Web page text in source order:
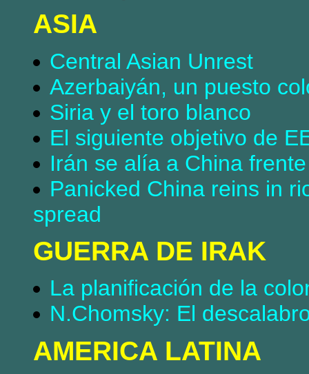
ASIA
Central Asian Unrest
Azerbaiyán, un puesto
Siria y el toro blanco
El siguiente objetivo de
Irán se alía a China
Panicked China reins in
spread
GUERRA DE IRAK
La planificación de la
N.Chomsky: El
AMERICA LATINA